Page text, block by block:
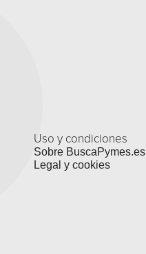
Uso y condiciones
Sobre BuscaPymes.es
Legal y cookies